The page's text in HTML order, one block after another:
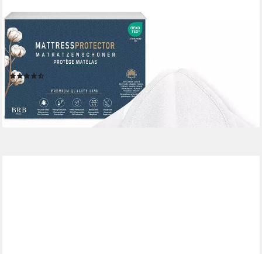
BRB HOME
Matratzenschoner wasserdichte Matratzenauflage Baumwolle
Matratzenschutz Baumwolle, OEKO-TEX Zertifiziert,
Atmungsaktiv, Waschbar
(39)
ab 7,29 € UVP 21,99 €
-67%
lieferbar - in 4-5 Werktagen bei dir